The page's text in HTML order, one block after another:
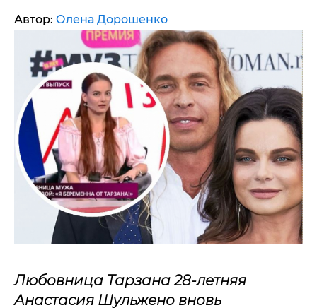
Автор: Олена Дорошенко
Любовница Тарзана 28-летняя
Анастасия Шульжено вновь